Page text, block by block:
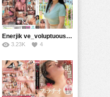
Enerjik ve_voluptuous Üniversite Kızının H Kupa Büyüklüğündeki Göğüsleri ve Çılgın Orgazmı
3.23K 4